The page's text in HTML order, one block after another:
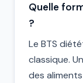
Quelle
?
Le BTS
classique.
des